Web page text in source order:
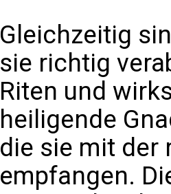
Gleichzeitig
sie richtig
Riten und
heiligende
die sie mit der
empfangen.